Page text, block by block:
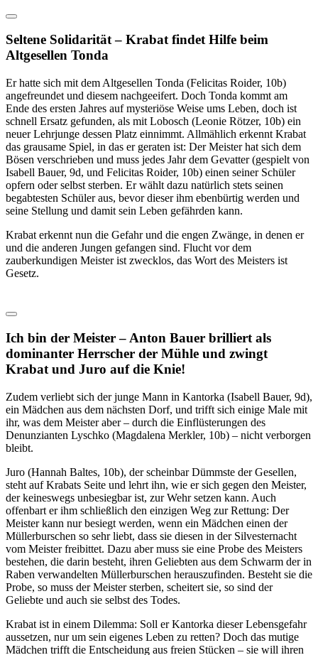
Seltene Solidarität – Krabat findet Hilfe beim
Altgesellen Tonda
Er hatte sich mit dem Altgesellen Tonda (Felicitas Roider, 10b)
angefreundet und diesem nachgeeifert. Doch Tonda kommt am
Ende des ersten Jahres auf mysteriöse Weise ums Leben, doch ist
schnell Ersatz gefunden, als mit Lobosch (Leonie Rötzer, 10b) ein
neuer Lehrjunge dessen Platz einnimmt. Allmählich erkennt Krabat
das grausame Spiel, in das er geraten ist: Der Meister hat sich dem
Bösen verschrieben und muss jedes Jahr dem Gevatter (gespielt von
Isabell Bauer, 9d, und Felicitas Roider, 10b) einen seiner Schüler
opfern oder selbst sterben. Er wählt dazu natürlich stets seinen
begabtesten Schüler aus, bevor dieser ihm ebenbürtig werden und
seine Stellung und damit sein Leben gefährden kann.
Krabat erkennt nun die Gefahr und die engen Zwänge, in denen er
und die anderen Jungen gefangen sind. Flucht vor dem
zauberkundigen Meister ist zwecklos, das Wort des Meisters ist
Gesetz.
Ich bin der Meister – Anton Bauer brilliert als
dominanter Herrscher der Mühle und zwingt
Krabat und Juro auf die Knie!
Zudem verliebt sich der junge Mann in Kantorka (Isabell Bauer, 9d),
ein Mädchen aus dem nächsten Dorf, und trifft sich einige Male mit
ihr, was dem Meister aber – durch die Einflüsterungen des
Denunzianten Lyschko (Magdalena Merkler, 10b) – nicht verborgen
bleibt.
Juro (Hannah Baltes, 10b), der scheinbar Dümmste der Gesellen,
steht auf Krabats Seite und lehrt ihn, wie er sich gegen den Meister,
der keineswegs unbesiegbar ist, zur Wehr setzen kann. Auch
offenbart er ihm schließlich den einzigen Weg zur Rettung: Der
Meister kann nur besiegt werden, wenn ein Mädchen einen der
Müllerburschen so sehr liebt, dass sie diesen in der Silvesternacht
vom Meister freibittet. Dazu aber muss sie eine Probe des Meisters
bestehen, die darin besteht, ihren Geliebten aus dem Schwarm der in
Raben verwandelten Müllerburschen herauszufinden. Besteht sie die
Probe, so muss der Meister sterben, scheitert sie, so sind der
Geliebte und auch sie selbst des Todes.
Krabat ist in einem Dilemma: Soll er Kantorka dieser Lebensgefahr
aussetzen, nur um sein eigenes Leben zu retten? Doch das mutige
Mädchen trifft die Entscheidung aus freien Stücken – sie will ihren